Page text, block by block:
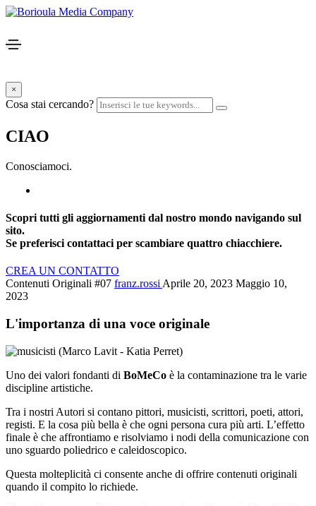
×
Cosa stai cercando?
CIAO
Conosciamoci.
Scopri tutti gli aggiornamenti dal nostro mondo navigando sul
sito.
Se preferisci contattaci per scambiare quattro chiacchiere.
CREA UN CONTATTO
Contenuti Originali #07 franz.rossi Aprile 20, 2023 Maggio 10,
2023
L'importanza di una voce originale
Uno dei valori fondanti di BoMeCo è la contaminazione tra le varie
discipline artistiche.
Tra i nostri Autori si contano pittori, musicisti, scrittori, poeti, attori,
registi. E la cosa più bella è che ogni persona cura più arti. L’effetto
finale è che affrontiamo e risolviamo i nodi della comunicazione con
uno sguardo poliedrico e caleidoscopico.
Questa molteplicità ci consente anche di offrire contenuti originali
quando il compito lo richiede.